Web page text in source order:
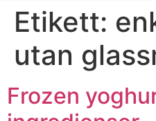
Etikett:
utan
Frozen